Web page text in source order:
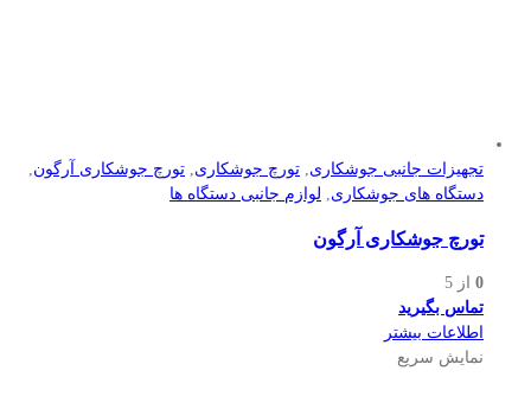
تجهیزات جانبی جوشکاری, تورچ جوشکاری, تورچ جوشکاری آرگون,
دستگاه های جوشکاری, لوازم جانبی دستگاه ها
تورچ جوشکاری آرگون
0 از 5
تماس بگیرید
اطلاعات بیشتر
نمایش سریع